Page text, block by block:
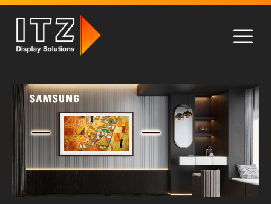
Zum
Inhalt